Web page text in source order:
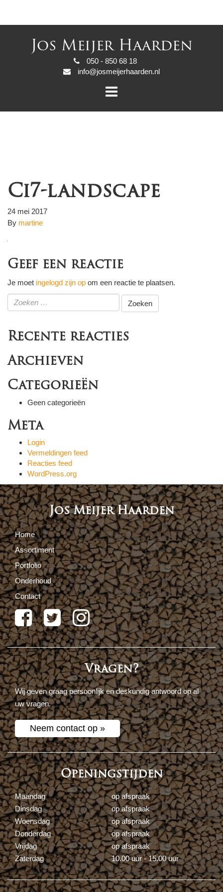
Jos Meijer Haarden
050 - 850 68 18
info@josmeijerhaarden.nl
Ci7-landscape
24 mei 2017
By martine
Geef een reactie
Je moet ingelogd zijn op om een reactie te plaatsen.
Zoeken
naar:
Recente reacties
Archieven
Categorieën
Geen categorieën
Meta
Login
Vermeldingen feed
Reacties feed
WordPress.org
Jos Meijer Haarden
Home
Assortiment
Portfolio
Onderhoud
Contact
Vragen?
Wij geven graag persoonlijk en deskundig antwoord op al
uw vragen.
Neem contact op »
Openingstijden
Maandag
op afspraak
Dinsdag
op afspraak
Woensdag
op afspraak
Donderdag
op afspraak
Vrijdag
op afspraak
Zaterdag
10.00 uur - 15.00 uur